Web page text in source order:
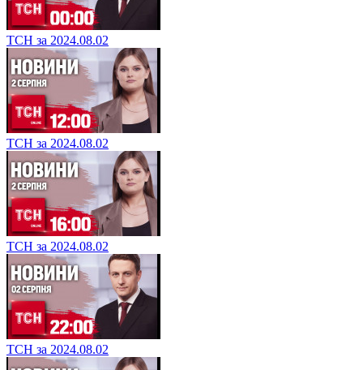
ТСН за 2024.08.02
ТСН за 2024.08.02
ТСН за 2024.08.02
ТСН за 2024.08.02